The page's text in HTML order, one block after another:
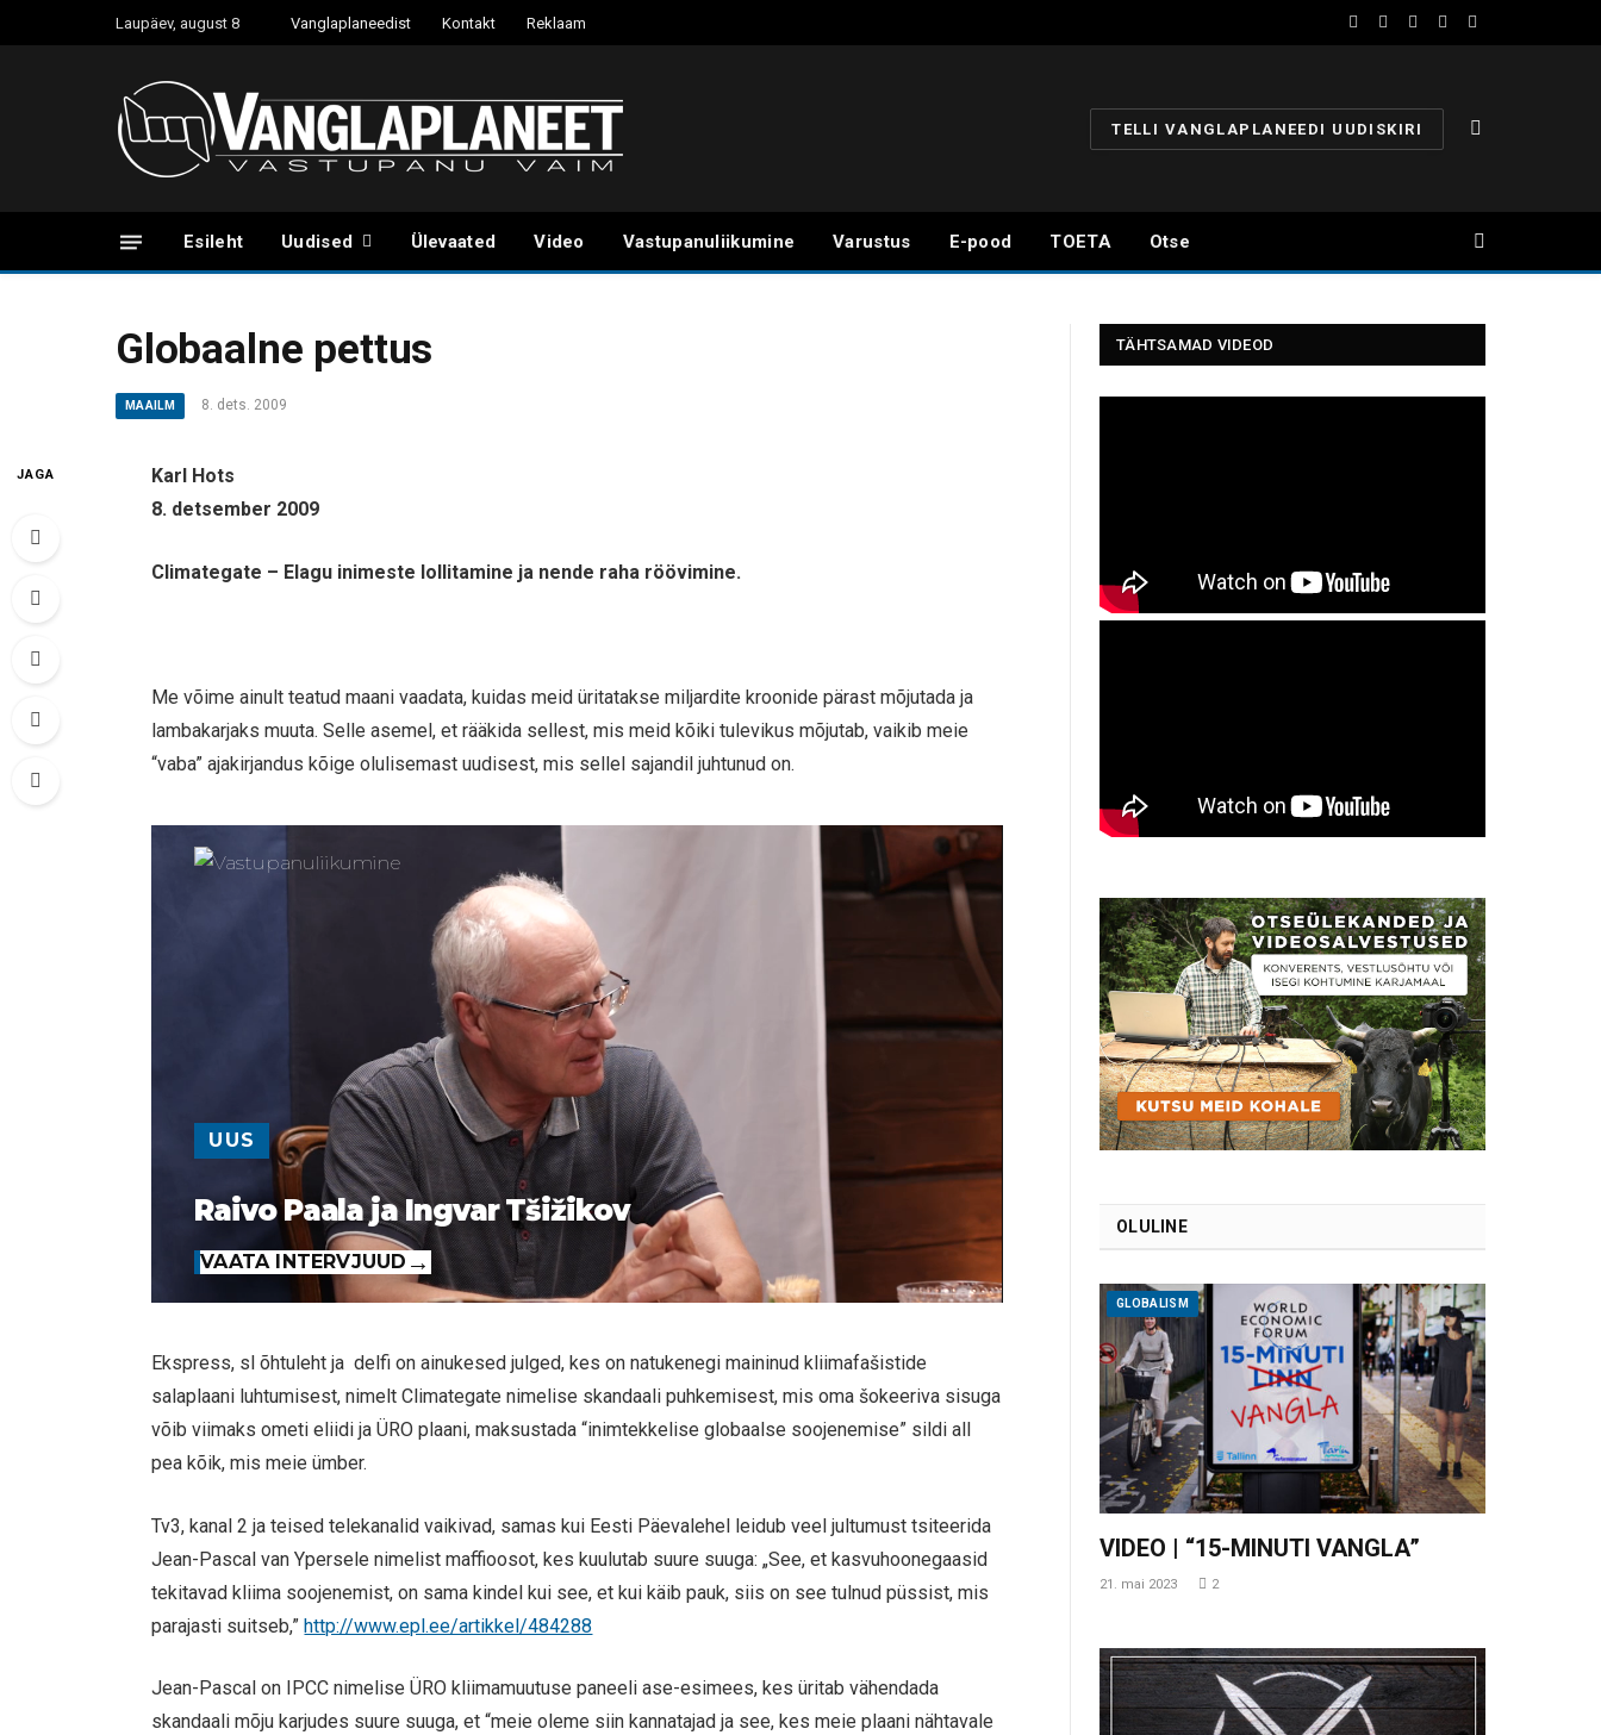
Laupäev, august 8 Vanglaplaneedist Kontakt Reklaam
Facebook
YouTube
Instagram
X
Telegram
TELLI VANGLAPLANEEDI UUDISKIRI
Esileht Uudised Ülevaated Video Vastupanuliikumine Varustus E-pood TOETA Otse
Globaalne pettus
MAAILM 8. dets. 2009
JAGA
Karl Hots
8. detsember 2009
Climategate – Elagu inimeste lollitamine ja nende raha röövimine.
Me võime ainult teatud maani vaadata, kuidas meid üritatakse miljardite kroonide pärast mõjutada ja
lambakarjaks muuta. Selle asemel, et rääkida sellest, mis meid kõiki tulevikus mõjutab, vaikib meie
“vaba” ajakirjandus kõige olulisemast uudisest, mis sellel sajandil juhtunud on.
UUS
Raivo Paala ja Ingvar Tšižikov
VAATA INTERVJUUD
Ekspress, sl õhtuleht ja delfi on ainukesed julged, kes on natukenegi maininud kliimafašistide
salaplaani luhtumisest, nimelt Climategate nimelise skandaali puhkemisest, mis oma šokeeriva sisuga
võib viimaks ometi eliidi ja ÜRO plaani, maksustada “inimtekkelise globaalse soojenemise” sildi all
pea kõik, mis meie ümber.
Tv3, kanal 2 ja teised telekanalid vaikivad, samas kui Eesti Päevalehel leidub veel jultumust tsiteerida
Jean-Pascal van Ypersele nimelist maffioosot, kes kuulutab suure suuga: „See, et kasvuhoonegaasid
tekitavad kliima soojenemist, on sama kindel kui see, et kui käib pauk, siis on see tulnud püssist, mis
parajasti suitseb,”http://www.epl.ee/artikkel/484288
Jean-Pascal on IPCC nimelise ÜRO kliimamuutuse paneeli ase-esimees, kes üritab vähendada
skandaali mõju karjudes suure suuga, et “meie oleme siin kannatajad ja see, kes meie plaani nähtavale
TÄHTSAMAD VIDEOD
OLULINE
GLOBALISM
VIDEO | “15-MINUTI VANGLA”
21. mai 2023 2